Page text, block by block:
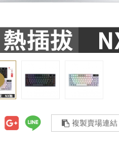
複製賣場連結